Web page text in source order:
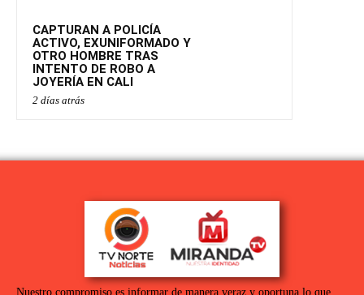
CAPTURAN A POLICÍA
ACTIVO, EXUNIFORMADO Y
OTRO HOMBRE TRAS
INTENTO DE ROBO A
JOYERÍA EN CALI
2 días atrás
Nuestro compromiso es informar de manera veraz y oportuna lo que